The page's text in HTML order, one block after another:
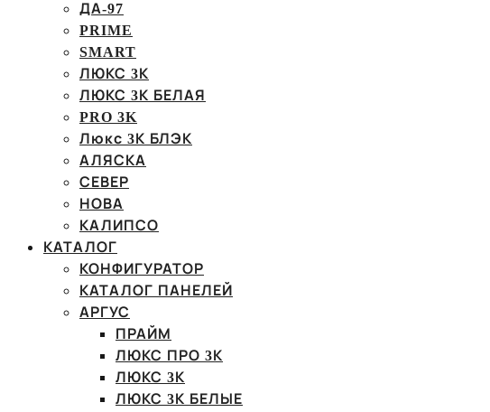
ДА-97
PRIME
SMART
ЛЮКС 3К
ЛЮКС 3К БЕЛАЯ
PRO 3K
Люкс 3К БЛЭК
АЛЯСКА
СЕВЕР
НОВА
КАЛИПСО
КАТАЛОГ
КОНФИГУРАТОР
КАТАЛОГ ПАНЕЛЕЙ
АРГУС
ПРАЙМ
ЛЮКС ПРО 3К
ЛЮКС 3К
ЛЮКС 3К БЕЛЫЕ